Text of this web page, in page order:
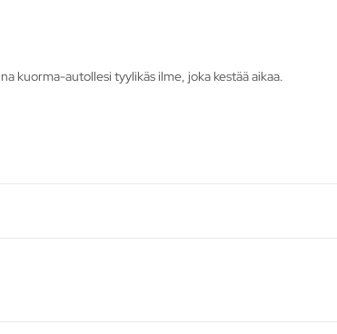
kuorma-autollesi tyylikäs ilme, joka kestää aikaa.